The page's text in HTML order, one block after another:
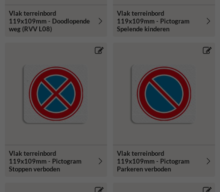
Vlak terreinbord
119x109mm - Doodlopende
weg (RVV L08)
Vlak terreinbord
119x109mm - Pictogram
Spelende kinderen
Vlak terreinbord
119x109mm - Pictogram
Stoppen verboden
Vlak terreinbord
119x109mm - Pictogram
Parkeren verboden